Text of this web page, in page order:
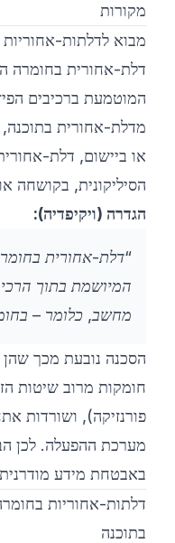
מקורות
מבוא לדלתות-
דלת-אחורית בחומרה
המוטמעת ברכיבים
מדלת-אחורית
או ביישום, דלת-
הסיליקונית, בקושחה
הגדרה (ויקיפדיה):
“דלת-אחורית
המיושמת בתוך
מחשב, כלומר –
הסכנה נובעת מכך
חומקות מרוב שיטות
פורנזיקה), ושורדות
מערכת ההפעלה. לכן
באבטחת מידע
דלתות-אחוריות
בתוכנה